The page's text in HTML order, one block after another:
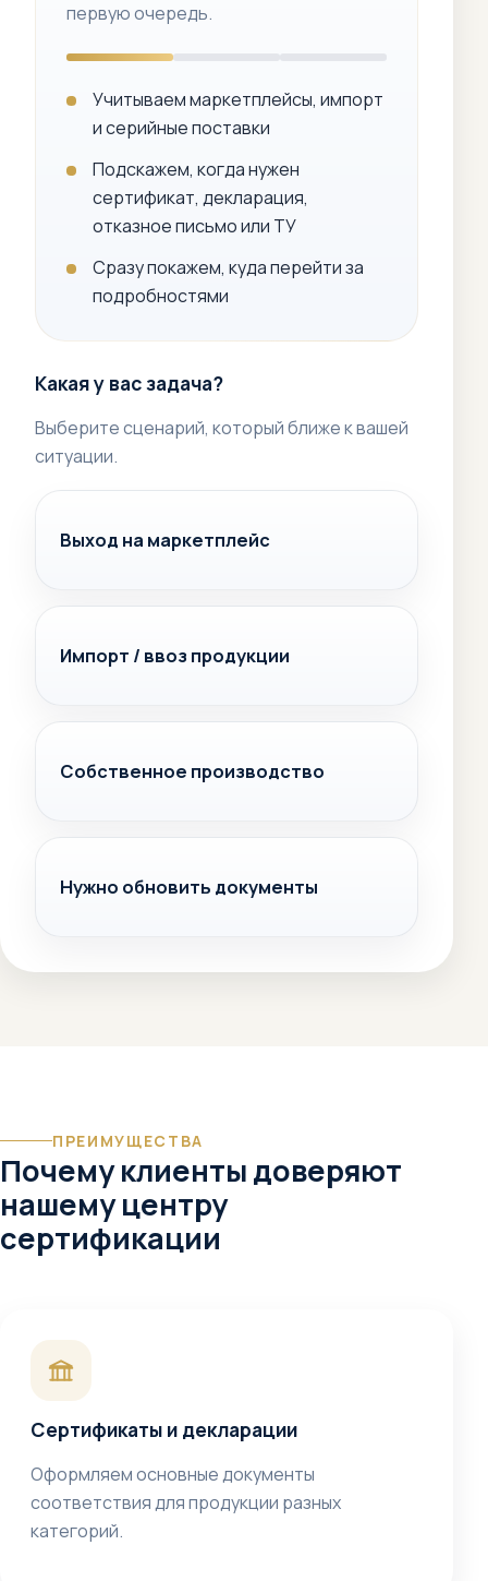
первую очередь.
Учитываем маркетплейсы, импорт
и серийные поставки
Подскажем, когда нужен
сертификат, декларация,
отказное письмо или ТУ
Сразу покажем, куда перейти за
подробностями
Какая у вас задача?
Выберите сценарий, который ближе к вашей
ситуации.
Выход на маркетплейс
Импорт / ввоз продукции
Собственное производство
Нужно обновить документы
ПРЕИМУЩЕСТВА
Почему клиенты доверяют
нашему центру
сертификации
Сертификаты и декларации
Оформляем основные документы
соответствия для продукции разных
категорий.